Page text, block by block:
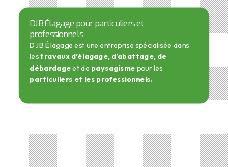
DJB Élagage pour particuliers et
professionnels
DJB Élagage est une entreprise spécialisée dans
lestravaux d’élagage, d’abattage, de
débardageet de paysagisme pour les
particuliers et les professionnels.